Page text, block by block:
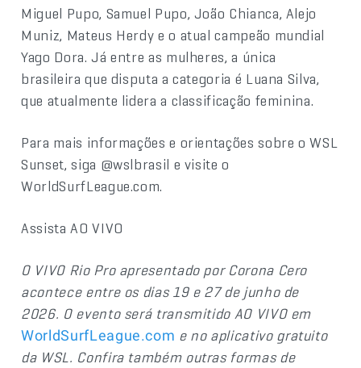
Miguel Pupo, Samuel Pupo, João Chianca, Alejo
Muniz, Mateus Herdy e o atual campeão mundial
Yago Dora. Já entre as mulheres, a única
brasileira que disputa a categoria é Luana Silva,
que atualmente lidera a classificação feminina.
Para mais informações e orientações sobre o WSL
Sunset, siga @wslbrasil e visite o
WorldSurfLeague.com.
Assista AO VIVO
O VIVO Rio Pro apresentado por Corona Cero
acontece entre os dias 19 e 27 de junho de
2026. O evento será transmitido AO VIVO em
WorldSurfLeague.com e no aplicativo gratuito
da WSL. Confira também outras formas de